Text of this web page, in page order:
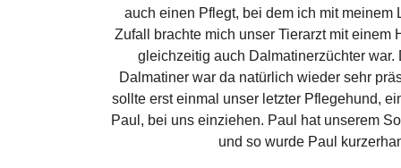
auch einen Pflegt, bei dem ich mit meinem
Zufall brachte mich unser Tierarzt mit einem
gleichzeitig auch Dalmatinerzüchter war.
Dalmatiner war da natürlich wieder sehr
sollte erst einmal unser letzter Pflegehund,
Paul, bei uns einziehen. Paul hat unserem
und so wurde Paul